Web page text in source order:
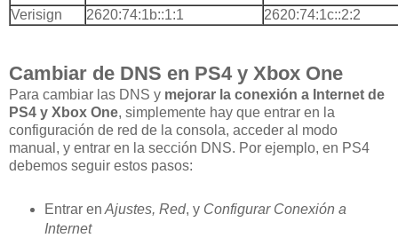
Verisign
2620:74:1b::1:1 2620:74:1c::2:2
Cambiar de DNS en PS4 y Xbox One
Para cambiar las DNS y mejorar la conexión a Internet de
PS4 y Xbox One, simplemente hay que entrar en la
configuración de red de la consola, acceder al modo
manual, y entrar en la sección DNS. Por ejemplo, en PS4
debemos seguir estos pasos:
Entrar en Ajustes, Red, y Configurar Conexión a
Internet